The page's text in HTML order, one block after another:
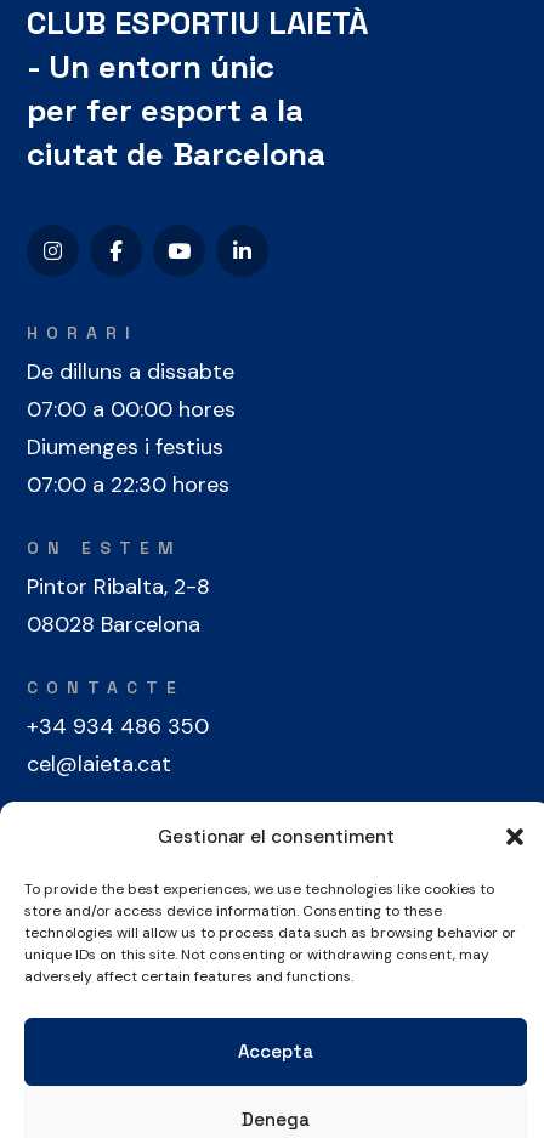
Gestionar el consentiment
To provide the best experiences, we use technologies like cookies to
store and/or access device information. Consenting to these
technologies will allow us to process data such as browsing behavior or
unique IDs on this site. Not consenting or withdrawing consent, may
adversely affect certain features and functions.
Accepta
Denega
CLUB ESPORTIU LAIETÀ
- Un entorn únic
per fer esport a la
ciutat de Barcelona
HORARI
De dilluns a dissabte
07:00 a 00:00 hores
Diumenges i festius
07:00 a 22:30 hores
ON ESTEM
Pintor Ribalta, 2-8
08028 Barcelona
CONTACTE
+34 934 486 350
cel@laieta.cat
Avís legal Política de cookies Política de privacitat
© Copyright 2026 Club Esportiu Laietà | Tots els drets reservats